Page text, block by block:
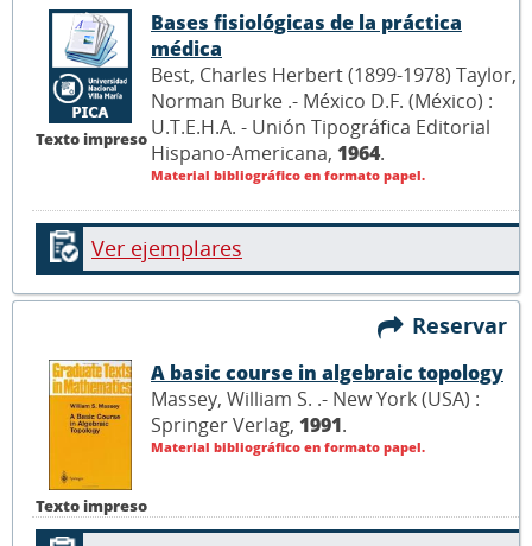
Texto impreso
Bases fisiológicas de la práctica
médica
Best, Charles Herbert (1899-1978) Taylor,
Norman Burke .- México D.F. (México) :
U.T.E.H.A. - Unión Tipográfica Editorial
Hispano-Americana, 1964.
Material bibliográfico en formato papel.
Ver ejemplares
Reservar
Texto impreso
A basic course in algebraic topology
Massey, William S. .- New York (USA) :
Springer Verlag, 1991.
Material bibliográfico en formato papel.